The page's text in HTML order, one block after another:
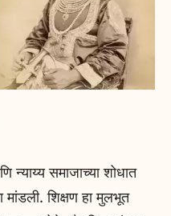
न्याय्य समाजाच्या शोधात
मांडली. शिक्षण हा मुलभूत